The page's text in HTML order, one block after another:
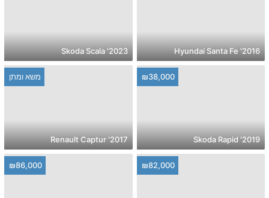
2016' Hyundai Santa Fe
2023' Skoda Scala
₪38,000
2019' Skoda Rapid
משא ומתן
2017' Renault Captur
₪82,000
₪86,000